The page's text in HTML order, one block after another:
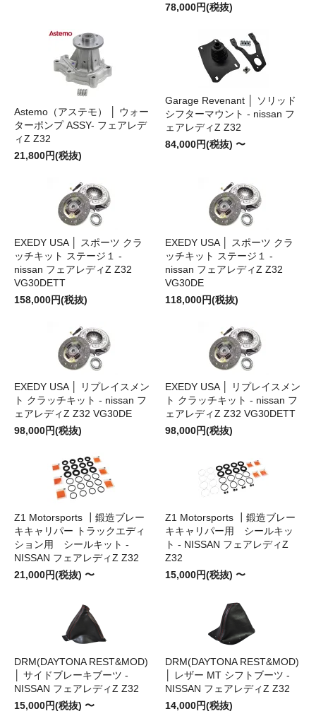
78,000円(税抜)
Astemo（アステモ） │ ウォー
ターポンプ ASSY- フェアレデ
ィZ Z32
21,800円(税抜)
Garage Revenant │ ソリッド
シフターマウント - nissan フ
ェアレディZ Z32
84,000円(税抜) 〜
EXEDY USA │ スポーツ クラ
ッチキット ステージ１ -
nissan フェアレディZ Z32
VG30DETT
158,000円(税抜)
EXEDY USA │ スポーツ クラ
ッチキット ステージ１ -
nissan フェアレディZ Z32
VG30DE
118,000円(税抜)
EXEDY USA │ リプレイスメン
ト クラッチキット - nissan フ
ェアレディZ Z32 VG30DE
98,000円(税抜)
EXEDY USA │ リプレイスメン
ト クラッチキット - nissan フ
ェアレディZ Z32 VG30DETT
98,000円(税抜)
Z1 Motorsports ┃鍛造ブレー
キキャリパー トラックエディ
ション用 シールキット -
NISSAN フェアレディZ Z32
21,000円(税抜) 〜
Z1 Motorsports ┃鍛造ブレー
キキャリパー用 シールキッ
ト - NISSAN フェアレディZ
Z32
15,000円(税抜) 〜
DRM(DAYTONA REST&MOD)
│ サイドブレーキブーツ -
NISSAN フェアレディZ Z32
15,000円(税抜) 〜
DRM(DAYTONA REST&MOD)
│ レザー MT シフトブーツ -
NISSAN フェアレディZ Z32
14,000円(税抜)